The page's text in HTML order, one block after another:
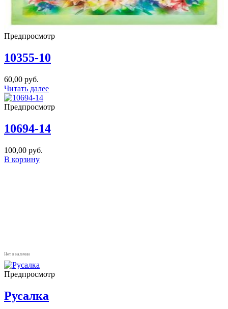
Предпросмотр
10355-10
60,00 руб.
Читать далее
Предпросмотр
10694-14
100,00 руб.
В корзину
Нет в наличии
Предпросмотр
Русалка